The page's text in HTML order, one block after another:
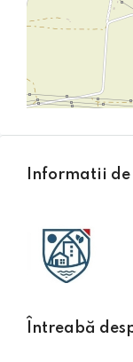
Informatii
Întreabă